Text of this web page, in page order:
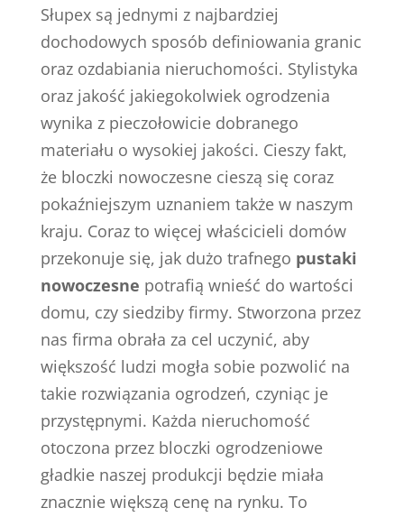
Słupex są jednymi z najbardziej
dochodowych sposób definiowania granic
oraz ozdabiania nieruchomości. Stylistyka
oraz jakość jakiegokolwiek ogrodzenia
wynika z pieczołowicie dobranego
materiału o wysokiej jakości. Cieszy fakt,
że bloczki nowoczesne cieszą się coraz
pokaźniejszym uznaniem także w naszym
kraju. Coraz to więcej właścicieli domów
przekonuje się, jak dużo trafnego pustaki
nowoczesne potrafią wnieść do wartości
domu, czy siedziby firmy. Stworzona przez
nas firma obrała za cel uczynić, aby
większość ludzi mogła sobie pozwolić na
takie rozwiązania ogrodzeń, czyniąc je
przystępnymi. Każda nieruchomość
otoczona przez bloczki ogrodzeniowe
gładkie naszej produkcji będzie miała
znacznie większą cenę na rynku. To